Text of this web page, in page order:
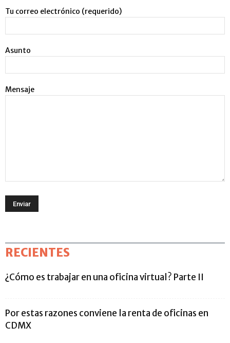
Tu correo electrónico (requerido)
Asunto
Mensaje
RECIENTES
¿Cómo es trabajar en una oficina virtual? Parte II
Por estas razones conviene la renta de oficinas en
CDMX